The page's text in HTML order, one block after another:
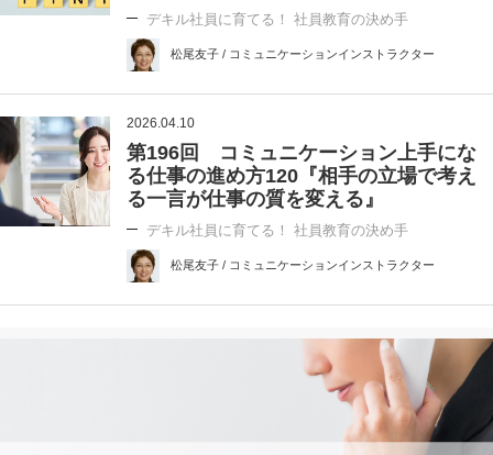
デキル社員に育てる！ 社員教育の決め手
松尾友子 / コミュニケーションインストラクター
2026.04.10
第196回 コミュニケーション上手にな
る仕事の進め方120『相手の立場で考え
る一言が仕事の質を変える』
デキル社員に育てる！ 社員教育の決め手
松尾友子 / コミュニケーションインストラクター